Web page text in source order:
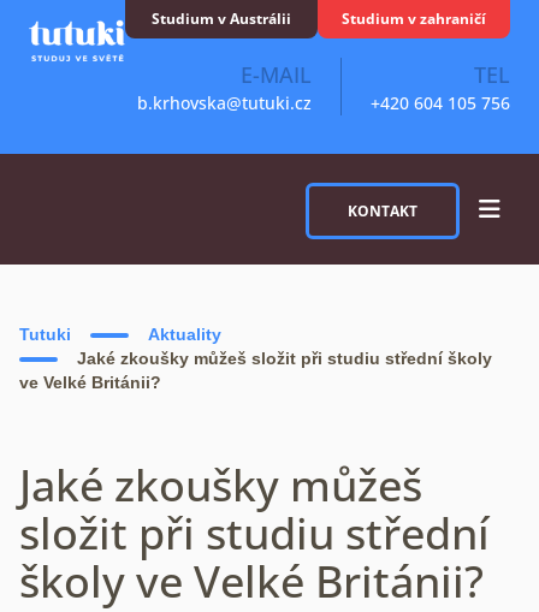
Studium v Austrálii Studium v zahraničí
E-MAIL
b.krhovska@tutuki.cz
TEL
+420 604 105 756
KONTAKT
Tutuki
Aktuality
Jaké zkoušky můžeš složit při studiu střední školy
ve Velké Británii?
Jaké zkoušky můžeš
složit při studiu střední
školy ve Velké Británii?